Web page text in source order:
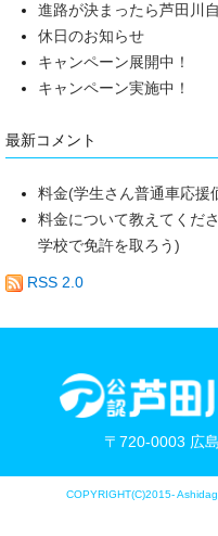
進路が決まったら芦田川
休日のお知らせ
キャンペーン展開中！
キャンペーン実施中！
最新コメント
料金(学生さん普通車応援
料金について教えてくだ
学校で免許を取ろう)
RSS 2.0
〒720-0003 広
COPYRIGHT(C)2015-